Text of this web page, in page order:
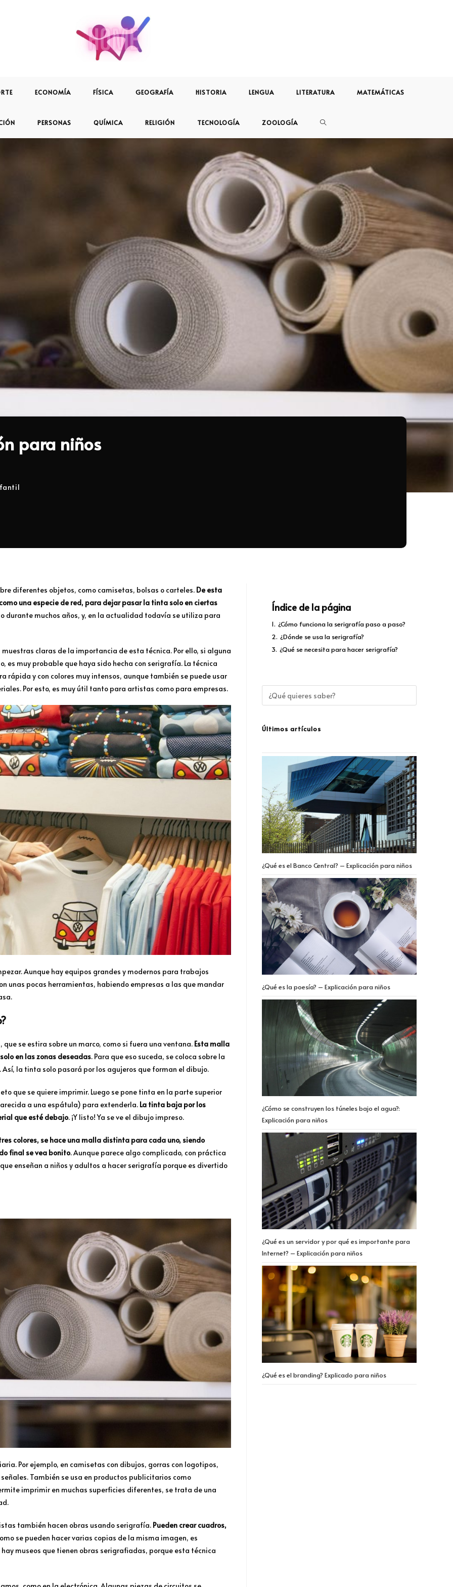
ECONOMÍA FÍSICA GEOGRAFÍA HISTORIA LENGUA LITERATURA MATEMÁTICAS
PERSONAS QUÍMICA RELIGIÓN TECNOLOGÍA ZOOLOGÍA
para niños
diferentes objetos, como camisetas, bolsas o carteles. De esta
una especie de red, para dejar pasar la tinta solo en ciertas
durante muchos años, y, en la actualidad todavía se utiliza para
claras de la importancia de esta técnica. Por ello, si alguna
es muy probable que haya sido hecha con serigrafía. La técnica
rápida y con colores muy intensos, aunque también se puede usar
Por esto, es muy útil tanto para artistas como para empresas.
Aunque hay equipos grandes y modernos para trabajos
unas pocas herramientas, habiendo empresas a las que mandar
se estira sobre un marco, como si fuera una ventana. Esta malla
en las zonas deseadas. Para que eso suceda, se coloca sobre la
la tinta solo pasará por los agujeros que forman el dibujo.
que se quiere imprimir. Luego se pone tinta en la parte superior
a una espátula) para extenderla. La tinta baja por los
que esté debajo. ¡Y listo! Ya se ve el dibujo impreso.
colores, se hace una malla distinta para cada uno, siendo
final se vea bonito. Aunque parece algo complicado, con práctica
enseñan a niños y adultos a hacer serigrafía porque es divertido
Por ejemplo, en camisetas con dibujos, gorras con logotipos,
También se usa en productos publicitarios como
imprimir en muchas superficies diferentes, se trata de una
también hacen obras usando serigrafía. Pueden crear cuadros,
se pueden hacer varias copias de la misma imagen, es
museos que tienen obras serigrafiadas, porque esta técnica
Índice de la página
1. ¿Cómo funciona la serigrafía paso a paso?
2. ¿Dónde se usa la serigrafía?
3. ¿Qué se necesita para hacer serigrafía?
Últimos artículos
¿Qué es el Banco Central? – Explicación para niños
¿Qué es la poesía? – Explicación para niños
¿Cómo se construyen los túneles bajo el agua?:
Explicación para niños
¿Qué es un servidor y por qué es importante para
Internet? – Explicación para niños
¿Qué es el branding? Explicado para niños